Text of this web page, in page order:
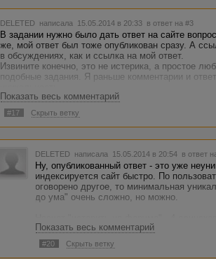
DELETED написала 15.05.2014 в 20:33 в ответ на #3
В задании нужно было дать ответ на сайте
же, мой ответ был тоже опубликован сразу. А
в обсуждениях, как и ссылка на мой ответ.
Извините конечно, это не истерика, а простое
подобные задания. Я раньше комментарии и
Показать весь комментарий
#17 Скрыть ветку
DELETED написала 15.05.2014 в 20:54 в ответ
Ну, опубликованный ответ - это уже
индексируется сайт быстро. По
оговорено другое, то минимальная
до ума" очень сложно, но можно.
можно ведь написать в ЛПА, чтобы
Показать весь комментарий
#20 Скрыть ветку